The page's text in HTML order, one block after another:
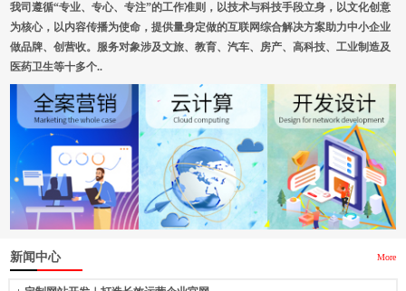
我司遵循“专业、专心、专注”的工作准则，以技术与科技手段立身，以文化创意
为核心，以内容传播为使命，提供量身定做的互联网综合解决方案助力中小企业
做品牌、创营收。服务对象涉及文旅、教育、汽车、房产、高科技、工业制造及
医药卫生等十多个..
新闻中心 More